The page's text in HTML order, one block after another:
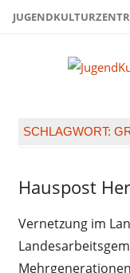
Zum
SCHLAGWORT:
Hauspost
2015
Hauspost
Vernetzung im